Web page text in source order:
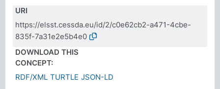
URI
https://elsst.cessda.eu/id/2/c0e62cb2-a471-4cbe-
835f-7a31e2e5b4e0
DOWNLOAD THIS
CONCEPT:
RDF/XML TURTLE JSON-LD